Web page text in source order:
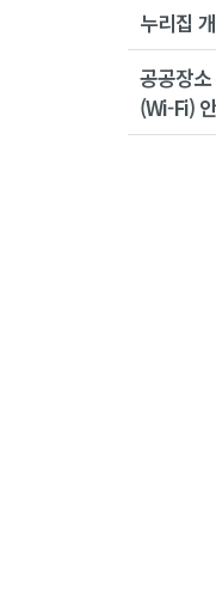
누리집
공공장
(Wi-Fi)